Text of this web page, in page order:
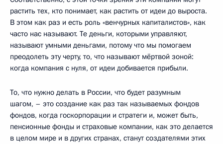
растить тех, кто понимает, как растить от идеи до выроста.
В этом как раз и есть роль «венчурных капиталистов», как
часто нас называют. Те деньги, которыми управляют,
называют умными деньгами, потому что мы помогаем
преодолеть эту черту, то, что называют мёртвой зоной:
когда компания с нуля, от идеи добивается прибыли.
То, что нужно делать в России, что будет разумным
шагом, – это создание как раз так называемых фондов
фондов, когда госкорпорации и стратеги и, может быть,
пенсионные фонды и страховые компании, как это делается
в целом мире и в других странах, станут создателями этих